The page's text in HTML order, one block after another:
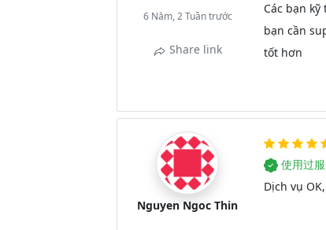
6 Năm, 2 Tuần trước
Share link
Các bạn
bạn cần
tốt hơn
Nguyen Ngoc Thin
使用过
Dịch vụ